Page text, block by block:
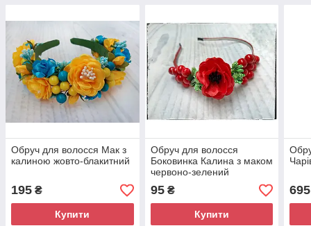
Обруч для волосся Мак з
калиною жовто-блакитний
195 ₴
Купити
Обруч для волосся
Боковинка Калина з маком
червоно-зелений
95₴
Купити
695